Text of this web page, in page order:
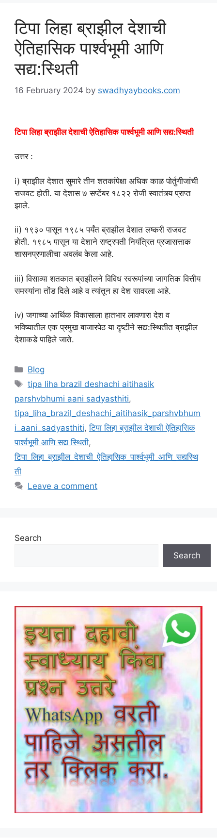
टिपा लिहा ब्राझील देशाची
ऐतिहासिक पार्श्वभूमी आणि
सद्य:स्थिती
16 February 2024 by swadhyaybooks.com
टिपा लिहा ब्राझील देशाची ऐतिहासिक पार्श्वभूमी आणि सद्य:स्थिती
उत्तर :
i) ब्राझील देशात सुमारे तीन शतकांपेक्षा अधिक काळ पोर्तुगीजांची
राजवट होती. या देशास ७ सप्टेंबर १८२२ रोजी स्वातंत्र्य प्राप्त
झाले.
ii) १९३० पासून १९८५ पर्यंत ब्राझील देशात लष्करी राजवट
होती. १९८५ पासून या देशाने राष्ट्रपती नियंत्रित प्रजासत्ताक
शासनप्रणालीचा अवलंब केला आहे.
iii) विसाव्या शतकात ब्राझीलने विविध स्वरूपांच्या जागतिक वित्तीय
समस्यांना तोंड दिले आहे व त्यांतून हा देश सावरला आहे.
iv) जगाच्या आर्थिक विकासाला हातभार लावणारा देश व
भविष्यातील एक प्रमुख बाजारपेठ या दृष्टीने सद्य:स्थितीत ब्राझील
देशाकडे पाहिले जाते.
Categories
Blog
Tags
tipa liha brazil deshachi aitihasik
parshvbhumi aani sadyasthiti,
tipa_liha_brazil_deshachi_aitihasik_parshvbhum
i_aani_sadyasthiti,टिपा लिहा ब्राझील देशाची ऐतिहासिक
पार्श्वभूमी आणि सद्य स्थिती,
टिपा_लिहा_ब्राझील_देशाची_ऐतिहासिक_पार्श्वभूमी_आणि_सद्यस्थि
ती
Leave a comment
Search
Search